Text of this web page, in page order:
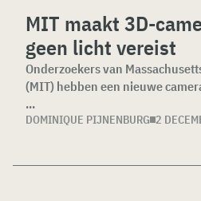
MIT maakt 3D-
geen licht vereist
Onderzoekers van
(MIT) hebben een nieuwe
...
DOMINIQUE PIJNENBURG 2